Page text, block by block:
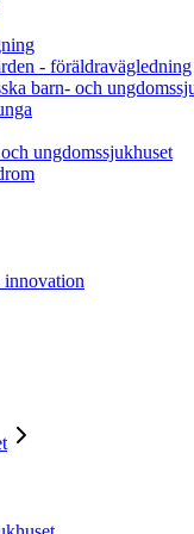
- föräldravägledning
barn- och
ungdomssjukhuset